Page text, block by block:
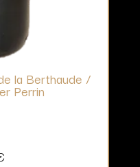
la Berthaude /
Perrin